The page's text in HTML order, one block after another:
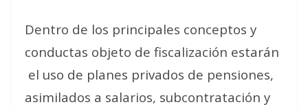
Dentro de los principales conceptos y
conductas objeto de fiscalización estarán
el uso de planes privados de pensiones,
asimilados a salarios, subcontratación y